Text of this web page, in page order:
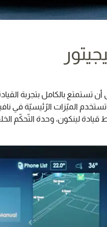
بالكامل بتجربة
الرّئيسيّة في